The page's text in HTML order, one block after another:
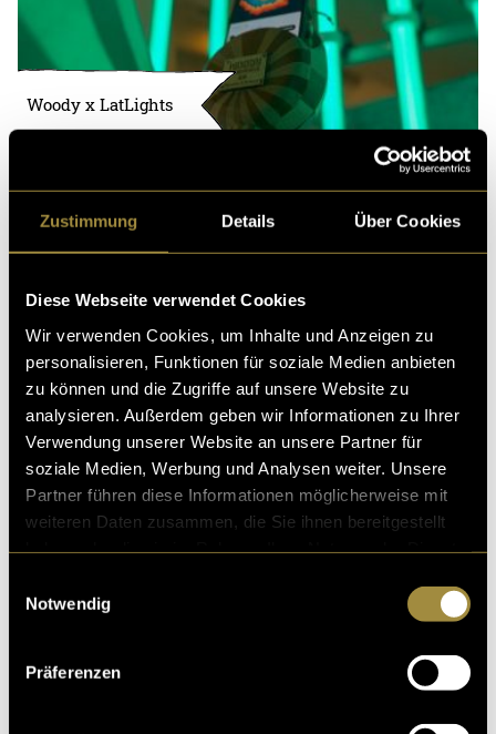
Zustimmung Details Über Cookies
Diese Webseite verwendet Cookies
Wir verwenden Cookies, um Inhalte und Anzeigen zu
personalisieren, Funktionen für soziale Medien anbieten
zu können und die Zugriffe auf unsere Website zu
analysieren. Außerdem geben wir Informationen zu Ihrer
Verwendung unserer Website an unsere Partner für
soziale Medien, Werbung und Analysen weiter. Unsere
Partner führen diese Informationen möglicherweise mit
weiteren Daten zusammen, die Sie ihnen bereitgestellt
Notwendig
Präferenzen
Woody x LatLights